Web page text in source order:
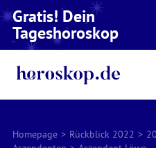
Gratis! Dein
Tageshoroskop
Homepage > Rückblick 2022 >